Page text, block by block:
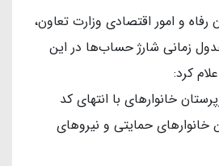
و امور اقتصادی وزارت تعاون،
زمانی شارژ حساب‌ها در این
کرد:
سرپرستان خانوارهای با انتهای کد
همچنین خانوارهای حمایتی و نیروهای